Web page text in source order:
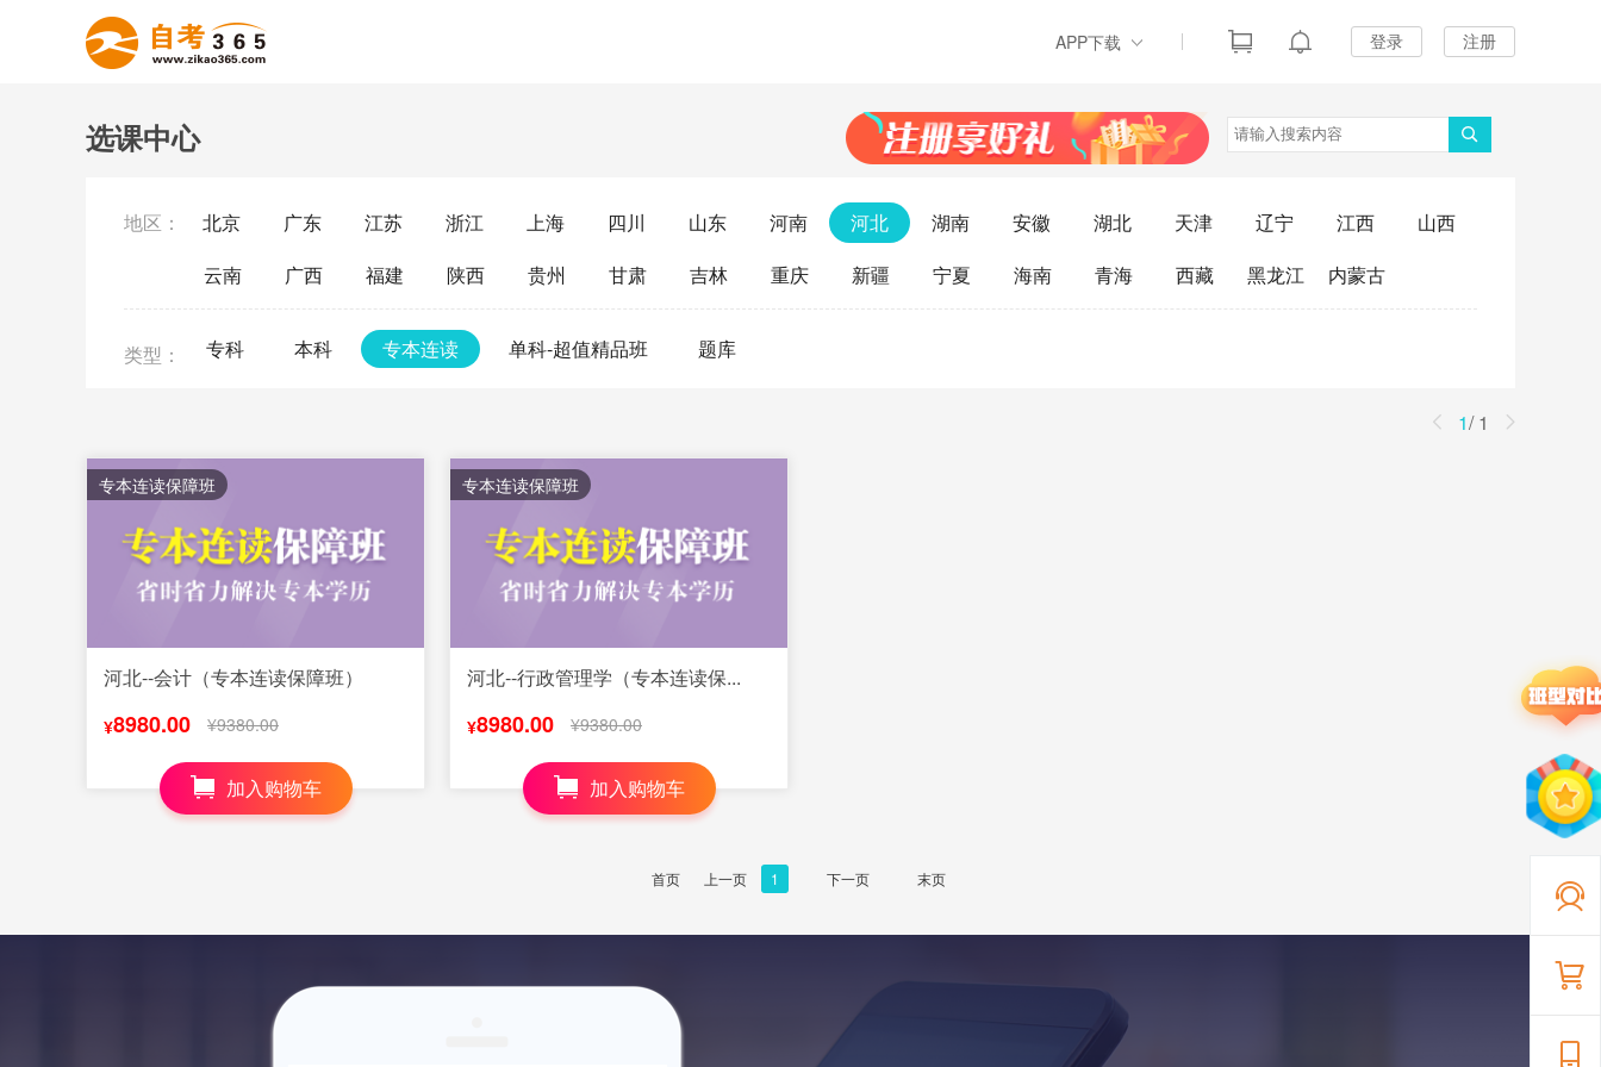
登录 注册
APP下载
选课中心
地区： 北京 广东 江苏 浙江 上海 四川 山东 河南 河北 湖南 安徽 湖北 天津 辽宁 江西
山西
云南
广西 福建 陕西 贵州 甘肃 吉林 重庆 新疆 宁夏 海南 青海 西藏 黑龙江 内蒙古
类型： 专科 本科 专本连读 单科-超值精品班 题库
1/1
专本连读保障班
河北--会计（专本连读保障班）
¥8980.00 ¥9380.00
加入购物车
专本连读保障班
河北--行政管理学（专本连读保...
¥8980.00 ¥9380.00
加入购物车
首页 上一页 1 下一页 末页